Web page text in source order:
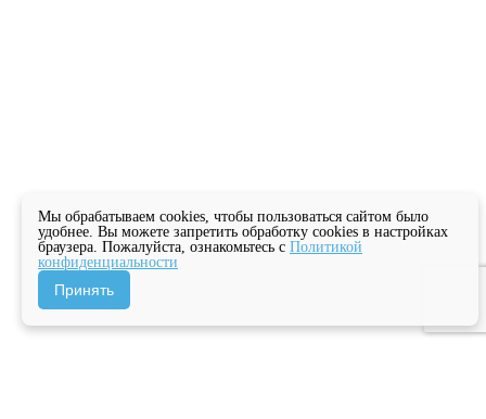
Мы обрабатываем cookies, чтобы пользоваться сайтом было
удобнее. Вы можете запретить обработку cookies в настройках
браузера. Пожалуйста, ознакомьтесь с Политикой
конфиденциальности
Принять